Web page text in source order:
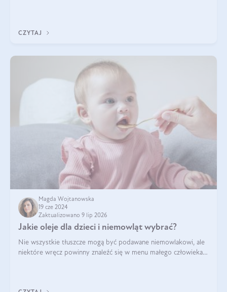
CZYTAJ
Magda Wojtanowska
19 cze 2024
Zaktualizowano 9 lip 2026
Jakie oleje dla dzieci i niemowląt wybrać?
Nie wszystkie tłuszcze mogą być podawane niemowlakowi, ale
niektóre wręcz powinny znaleźć się w menu małego człowieka.